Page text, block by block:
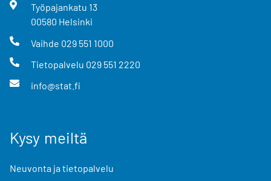
Työpajankatu 13
00580 Helsinki
Vaihde 029 551 1000
Tietopalvelu 029 551 2220
info@stat.fi
Kysy meiltä
Neuvonta ja tietopalvelu